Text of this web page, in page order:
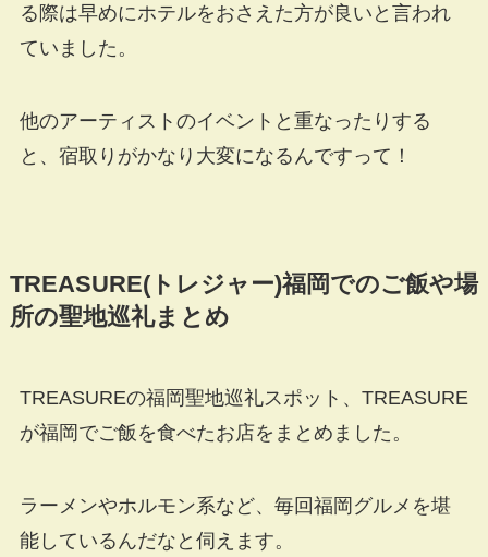
る際は早めにホテルをおさえた方が良いと言われ
ていました。
他のアーティストのイベントと重なったりする
と、宿取りがかなり大変になるんですって！
TREASURE(トレジャー)福岡でのご飯や場
所の聖地巡礼まとめ
TREASUREの福岡聖地巡礼スポット、TREASURE
が福岡でご飯を食べたお店をまとめました。
ラーメンやホルモン系など、毎回福岡グルメを堪
能しているんだなと伺えます。